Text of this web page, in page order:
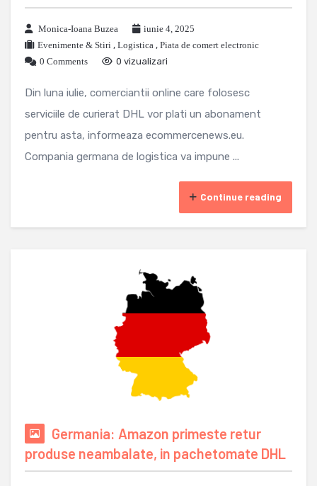
Monica-Ioana Buzea
iunie 4, 2025
Evenimente & Stiri , Logistica , Piata de comert electronic
0 Comments
0 vizualizari
Din luna iulie, comerciantii online care folosesc
serviciile de curierat DHL vor plati un abonament
pentru asta, informeaza ecommercenews.eu.
Compania germana de logistica va impune ...
Continue reading
Germania: Amazon primeste retur
produse neambalate, in pachetomate DHL